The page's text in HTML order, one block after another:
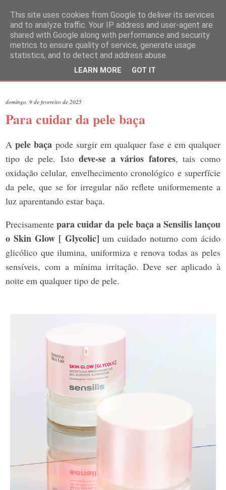
domingo, 9 de fevereiro de 2025
Para cuidar da pele baça
Apele baça pode surgir em qualquer fase e em qualquer
tipo de pele. Istodeve-se a vários fatores, tais como
oxidação celular, envelhecimento cronológico e superfície
da pele, que se for irregular não reflete uniformemente a
luz aparentando estar baça.
Precisamentepara cuidar da pele baça a Sensilis lançou
o Skin Glow [ Glycolic] um cuidado noturno com ácido
glicólico que ilumina, uniformiza e renova todas as peles
sensíveis, com a mínima irritação. Deve ser aplicado à
noite em qualquer tipo de pele.
This site uses cookies from Google to deliver its services
and to analyze traffic. Your IP address and user-agent are
shared with Google along with performance and security
metrics to ensure quality of service, generate usage
statistics, and to detect and address abuse.
LEARN MORE GOT IT